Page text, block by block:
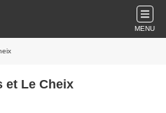
MENU
Hameaux de Cotteuges et Le Cheix